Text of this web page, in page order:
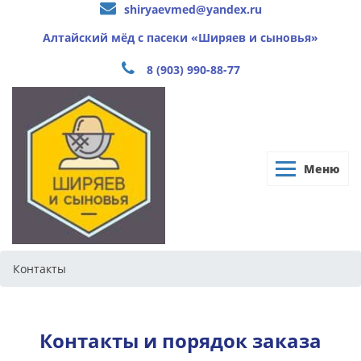
shiryaevmed@yandex.ru
Алтайский мёд с пасеки «Ширяев и сыновья»
8 (903) 990-88-77
Меню
Контакты
Контакты и порядок заказа